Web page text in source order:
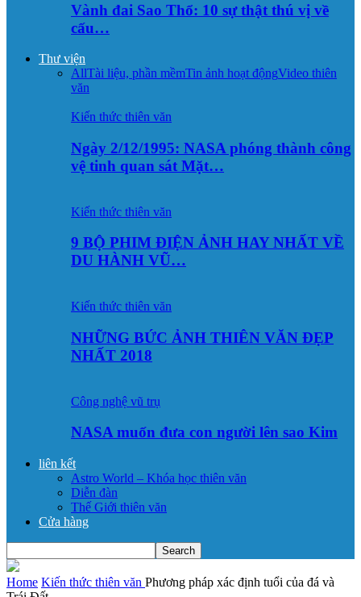
Vành đai Sao Thổ: 10 sự thật thú vị về
cấu…
Thư viện
AllTài liệu, phần mềmTin ảnh hoạt độngVideo thiên
văn
Kiến thức thiên văn
Ngày 2/12/1995: NASA phóng thành công
vệ tinh quan sát Mặt…
Kiến thức thiên văn
9 BỘ PHIM ĐIỆN ẢNH HAY NHẤT VỀ
DU HÀNH VŨ…
Kiến thức thiên văn
NHỮNG BỨC ẢNH THIÊN VĂN ĐẸP
NHẤT 2018
Công nghệ vũ trụ
NASA muốn đưa con người lên sao Kim
liên kết
Astro World – Khóa học thiên văn
Diễn đàn
Thế Giới thiên văn
Cửa hàng
Home Kiến thức thiên văn Phương pháp xác định tuổi của đá và